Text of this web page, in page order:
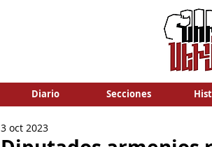
Diario Secciones
3 oct 2023